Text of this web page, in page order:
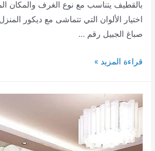
بالقطيف يتناسب مع نوع الغرف والمكان
اختيار الألوان التي تتماشى مع ديكور
صباغ الجبيل رقم …
صباغ
معلم
الجبيل
قراءة المزيد »